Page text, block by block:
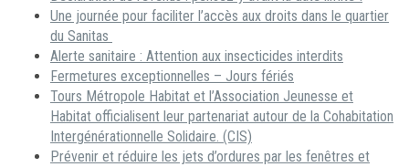
Une journée pour faciliter l’accès aux droits dans le quartier
du Sanitas
Alerte sanitaire : Attention aux insecticides interdits
Fermetures exceptionnelles – Jours fériés
Tours Métropole Habitat et l’Association Jeunesse et
Habitat officialisent leur partenariat autour de la Cohabitation
Intergénérationnelle Solidaire. (CIS)
Prévenir et réduire les jets d’ordures par les fenêtres et